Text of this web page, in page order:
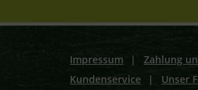
Impressum | Zahlung
Kundenservice
| Unser